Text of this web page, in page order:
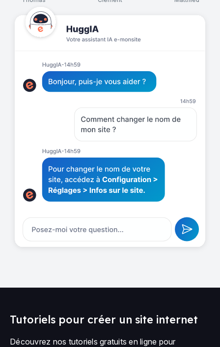
Tutoriels pour créer un site internet
Découvrez nos tutoriels gratuits en ligne pour